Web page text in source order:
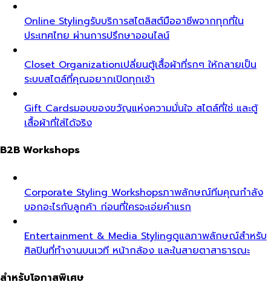
Online Stylingรับบริการสไตลิสต์มืออาชีพจากทุกที่ใน
ประเทศไทย ผ่านการปรึกษาออนไลน์
Closet Organizationเปลี่ยนตู้เสื้อผ้าที่รกๆ ให้กลายเป็น
ระบบสไตล์ที่คุณอยากเปิดทุกเช้า
Gift Cardsมอบของขวัญแห่งความมั่นใจ สไตล์ที่ใช่ และตู้
เสื้อผ้าที่ใส่ได้จริง
B2B Workshops
Corporate Styling Workshopsภาพลักษณ์ทีมคุณกำลัง
บอกอะไรกับลูกค้า ก่อนที่ใครจะเอ่ยคำแรก
Entertainment & Media Stylingดูแลภาพลักษณ์สำหรับ
ศิลปินที่ทำงานบนเวที หน้ากล้อง และในสายตาสาธารณะ
สำหรับโอกาสพิเศษ